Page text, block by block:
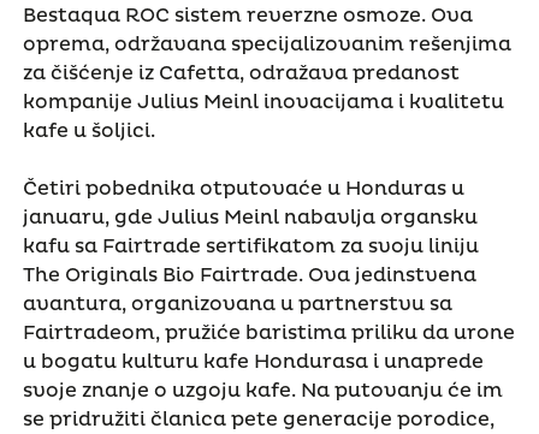
Bestaqua ROC sistem reverzne osmoze. Ova
oprema, održavana specijalizovanim rešenjima
za čišćenje iz Cafetta, odražava predanost
kompanije Julius Meinl inovacijama i kvalitetu
kafe u šoljici.
Četiri pobednika otputovaće u Honduras u
januaru, gde Julius Meinl nabavlja organsku
kafu sa Fairtrade sertifikatom za svoju liniju
The Originals Bio Fairtrade. Ova jedinstvena
avantura, organizovana u partnerstvu sa
Fairtradeom, pružiće baristima priliku da urone
u bogatu kulturu kafe Hondurasa i unaprede
svoje znanje o uzgoju kafe. Na putovanju će im
se pridružiti članica pete generacije porodice,